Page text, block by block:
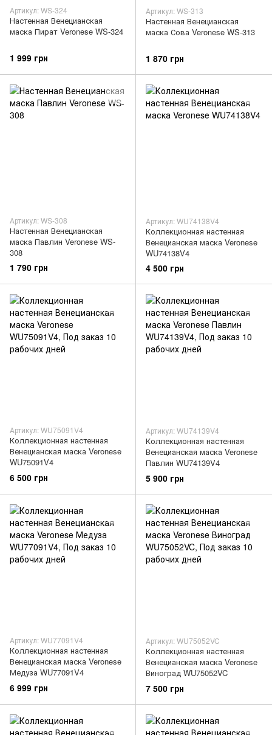
Артикул: WS-324
Настенная Венецианская
маска Пират Veronese WS-324
1 999 грн
Артикул: WS-313
Настенная Венецианская
маска Сова Veronese WS-313
1 870 грн
Артикул: WS-308
Настенная Венецианская
маска Павлин Veronese WS-
308
1 790 грн
Артикул: WU74138V4
Коллекционная настенная
Венецианская маска Veronese
WU74138V4
4 500 грн
Артикул: WU75091V4
Коллекционная настенная
Венецианская маска Veronese
WU75091V4
6 500 грн
Артикул: WU74139V4
Коллекционная настенная
Венецианская маска Veronese
Павлин WU74139V4
5 900 грн
Артикул: WU77091V4
Коллекционная настенная
Венецианская маска Veronese
Медуза WU77091V4
6 999 грн
Артикул: WU75052VC
Коллекционная настенная
Венецианская маска Veronese
Виноград WU75052VC
7 500 грн